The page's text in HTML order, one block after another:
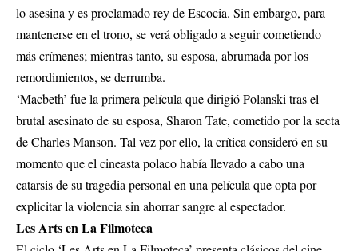
lo asesina y es proclamado rey de Escocia. Sin embargo, para
mantenerse en el trono, se verá obligado a seguir cometiendo
más crímenes; mientras tanto, su esposa, abrumada por los
remordimientos, se derrumba.
‘Macbeth’ fue la primera película que dirigió Polanski tras el
brutal asesinato de su esposa, Sharon Tate, cometido por la secta
de Charles Manson. Tal vez por ello, la crítica consideró en su
momento que el cineasta polaco había llevado a cabo una
catarsis de su tragedia personal en una película que opta por
explicitar la violencia sin ahorrar sangre al espectador.
Les Arts en La Filmoteca